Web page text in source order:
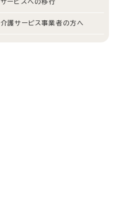
サービスへの移行
介護サービス事業者の方へ